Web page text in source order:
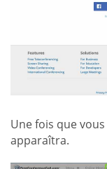
Une fois que
apparaîtra.